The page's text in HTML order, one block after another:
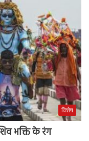
विशेष
भक्ति के रंग